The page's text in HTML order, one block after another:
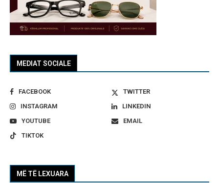
MEDIAT SOCIALE
FACEBOOK
TWITTER
INSTAGRAM
LINKEDIN
YOUTUBE
EMAIL
TIKTOK
MË TË LEXUARA